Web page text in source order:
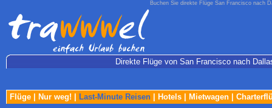
Buchen Sie direkte Flüge San Francisco nach
Direkte Flüge von San Francisco nach
Flüge Nur weg! Last-Minute Reisen Hotels Mietwagen